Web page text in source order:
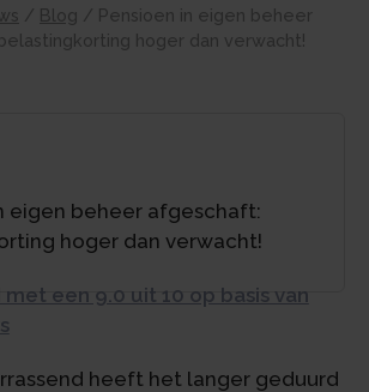
/ Blog / Pensioen in eigen beheer
hoger dan verwacht!
eigen beheer afgeschaft:
hoger dan verwacht!
een 9.0 uit 10 op basis van
heeft het langer geduurd